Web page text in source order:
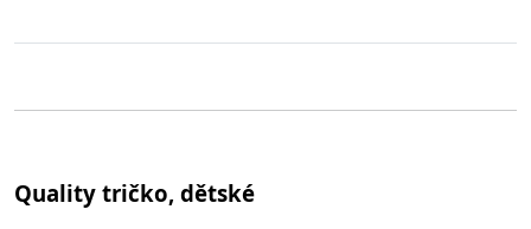
Quality tričko, dětské